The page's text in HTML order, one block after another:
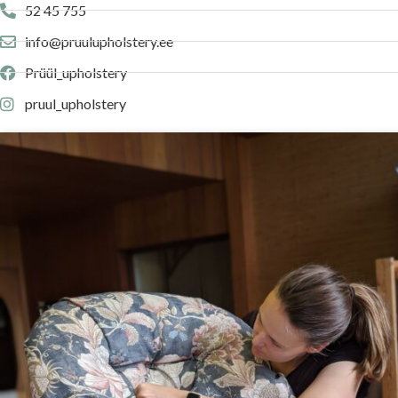
52 45 755
info@pruulupholstery.ee
Prüül_upholstery
pruul_upholstery